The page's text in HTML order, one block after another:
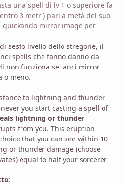
una spell di lv 1 o superiore fa
3 metri) pari a metà del suo
quickando mirror image per
sesto livello dello stregone, il
spells che fanno danno da
non funziona se lanci mirror
o meno.
to lightning and thunder
you start casting a spell of
lightning or thunder
from you. This eruption
that you can see within 10
or thunder damage (choose
equal to half your sorcerer